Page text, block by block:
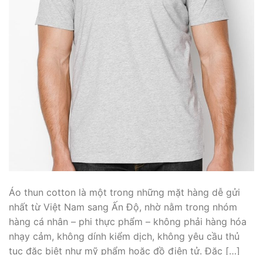
Áo thun cotton là một trong những mặt hàng dễ gửi
nhất từ Việt Nam sang Ấn Độ, nhờ nằm trong nhóm
hàng cá nhân – phi thực phẩm – không phải hàng hóa
nhạy cảm, không dính kiểm dịch, không yêu cầu thủ
tục đặc biệt như mỹ phẩm hoặc đồ điện tử. Đặc […]